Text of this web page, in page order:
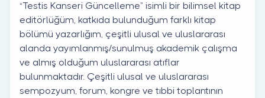
“Testis Kanseri Güncelleme” isimli bir bilimsel kitap
editörlüğüm, katkıda bulunduğum farklı kitap
bölümü yazarlığım, çeşitli ulusal ve uluslararası
alanda yayımlanmış/sunulmuş akademik çalışma
ve almış olduğum uluslararası atıflar
bulunmaktadır. Çeşitli ulusal ve uluslararası
sempozyum, forum, kongre ve tıbbi toplantının